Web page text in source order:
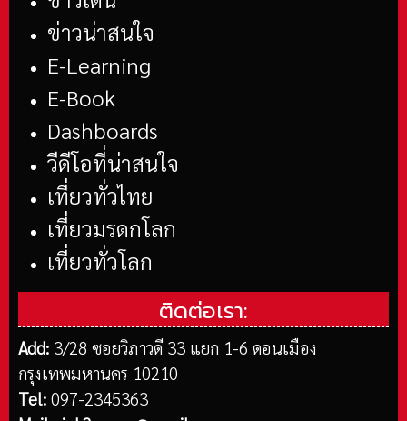
ข่าวน่าสนใจ
E-Learning
E-Book
Dashboards
วีดีโอที่น่าสนใจ
เที่ยวทั่วไทย
เที่ยวมรดกโลก
เที่ยวทั่วโลก
ติดต่อเรา:
Add: 3/28 ซอยวิภาวดี 33 แยก 1-6 ดอนเมือง
กรุงเทพมหานคร 10210
Tel: 097-2345363